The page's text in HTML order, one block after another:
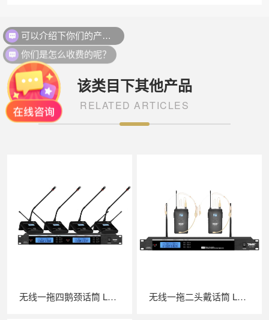
该类目下其他产品
RELATED ARTICLES
无线一拖四鹅颈话筒 LA-4001 无线一拖二头戴话筒 LA-2001
你们是怎么收费的呢？